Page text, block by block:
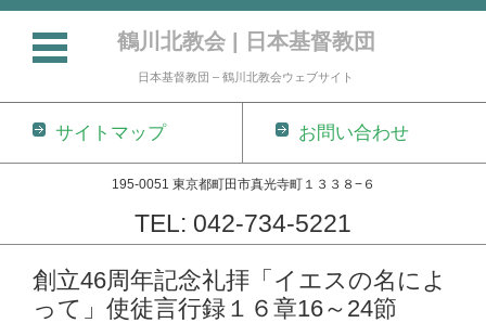
鶴川北教会 | 日本基督教団
日本基督教団 – 鶴川北教会ウェブサイト
サイトマップ お問い合わせ
195-0051 東京都町田市真光寺町１３３８−６
TEL: 042-734-5221
コンテンツに移動
創立46周年記念礼拝「イエスの名によ
って」使徒言行録１６章16～24節